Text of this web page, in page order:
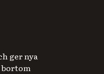
ger nya
bortom